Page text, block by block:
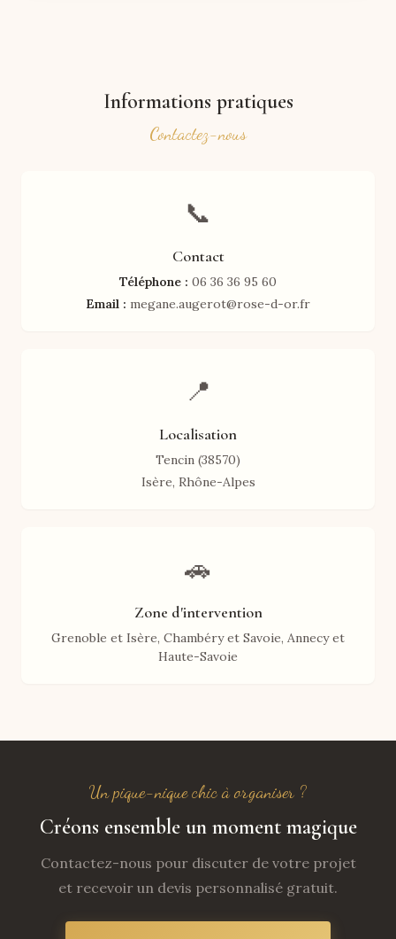
Informations pratiques
Contactez-nous
📞
Contact
Téléphone : 06 36 36 95 60
Email : megane.augerot@rose-d-or.fr
📍
Localisation
Tencin (38570)
Isère, Rhône-Alpes
🚗
Zone d'intervention
Grenoble et Isère, Chambéry et Savoie, Annecy et
Haute-Savoie
Un pique-nique chic à organiser ?
Créons ensemble un moment magique
Contactez-nous pour discuter de votre projet
et recevoir un devis personnalisé gratuit.